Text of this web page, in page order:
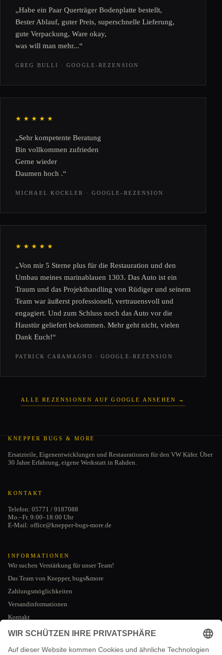
„Habe ein Paar Querträger Bodenplatte bestellt,
Bester Ablauf, guter Preis, superschnelle Lieferung,
gute Verpackung, Ware okay,
was will man mehr...“
GREG BULLI · GOOGLE-REZENSION
★★★★★
„Sehr kompetente Beratung
Bin vollkommen zufrieden
Gerne wieder
Daumen hoch .“
MICHAEL KOCKLER · GOOGLE-REZENSION
★★★★★
„Von mir 5 Sterne plus für die Restauration und den
Umbau meines marinablauen 1303. Das Auto ist ein
Traum und das Projekthandling von Rüdiger und seinem
Team war äußerst professionell, vertrauensvoll und
engagiert. Und zum Schluss noch das Auto vor die
Haustür geliefert bekommen. Mehr geht nicht, vielen
Dank Euch!“
PATRICK CARAMAGNO · GOOGLE-REZENSION
ALLE REZENSIONEN AUF GOOGLE ANSEHEN →
KNEPPER BUGS & MORE
Ersatzteile, Eigenentwicklungen und Restaurationen für den VW Käfer. Über
30 Jahre Erfahrung, eigene Werkstatt in Rahden.
KONTAKT
Telefon: 05771 / 9187088
Mo.–Fr. 9:00–18:00 Uhr
E-Mail: office@knepper-bugs-more.de
INFORMATIONEN
Wir suchen Verstärkung für unser Team!
Das Team von Knepper, bugs&more
Zahlungsmöglichkeiten
Versandinformationen
Kontakt
RECHTLICHES
AGB
Impressum